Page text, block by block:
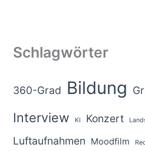
Schlagwörter
360-Grad Bildung
Interview KI Konzert
Luftaufnahmen Moodfilm